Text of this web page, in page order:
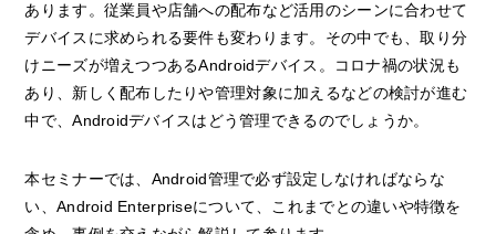
あります。 従業員や店舗への配布など活用のシーンに合わせて
デバイスに求められる要件も変わります。 その中でも、取り分
けニーズが増えつつあるAndroidデバイス。
コロナ禍の状況も
あり、新しく配布したりや管理対象に加えるなどの検討が進む
中で、Androidデバイスはどう管理できるのでしょうか。
本セミナーでは、Android管理で必ず設定しなければならな
い、Android Enterpriseについて、これまでとの違いや特徴を